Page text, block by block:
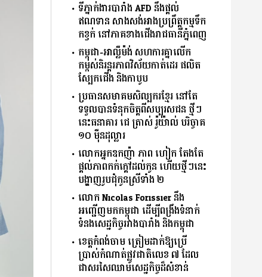
ទីភ្នាក់ងារបារាំង AFD នឹងផ្តល់
ឥណទាន សាងសង់អាងប្រព្រឹត្តកម្មទឹក
កខ្វក់ នៅភាគខាងជើងរាជធានីភ្នំពេញ
កម្ពុជា-អាល្លឺម៉ង់ សហការគ្នាលើក
កម្ពស់និរន្តរភាពវិស័យកាត់ដេរ ផលិត
ស្បែកជើង និងកាបូប
ប្រធានសមាគមសិល្បករខ្មែរ នៅតែ
ទទួលបានទំនុកចិត្តពី​សប្បុរសជន​ ថ្មីៗ
នេះធនាគារ ជេ ត្រាស់ រ៉ូយ៉ាល់ បរិច្ចាគ
១០ ម៉ឺន​ដុល្លារ
លោកអ្នកឧកញ៉ា ភាព ហៀក តែងតែ
ផ្ដល់ភាពកក់ក្ដៅដល់កូន ហើយថ្មីៗនេះ
បង្ហាញរូបជុំកូនស្រីទាំង ២
លោក Nicolas Forissier នឹង
អញ្ជើញមកកម្ពុជា ដើម្បីពង្រឹងទំនាក់
ទំនងសេដ្ឋកិច្ចរវាងបារាំង និងកម្ពុជា
ខេត្តកំពង់ចាម ត្រៀមដាក់ឱ្យប្រើ
ប្រាស់កំណាត់ផ្លូវជាតិលេខ ៧ ដែល
ជាសរសៃឈាមសេដ្ឋកិច្ចដ៏សំខាន់